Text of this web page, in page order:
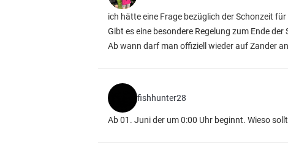
ich hätte eine Frage bezüglich der Schonzeit für
Gibt es eine besondere Regelung zum Ende
Ab wann darf man offiziell wieder auf Zander
fishhunter28
Ab 01. Juni der um 0:00 Uhr beginnt. Wieso